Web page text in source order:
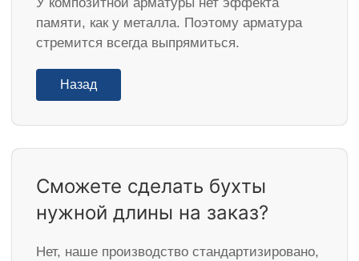
памяти, как у металла. Поэтому арматура
стремится всегда выпрямиться.
Назад
Сможете сделать бухты
нужной длины на заказ?
Нет, наше производство стандартизировано,